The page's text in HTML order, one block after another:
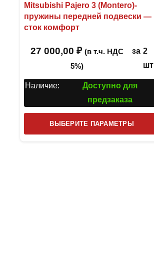
Mitsubishi Pajero 3 (Montero)-
пружины передней подвески —
сток комфорт
27 000,00 ₽ (в т.ч. НДС
5%)
за 2
шт
Наличие:
Доступно для
предзаказа
ВЫБЕРИТЕ ПАРАМЕТРЫ